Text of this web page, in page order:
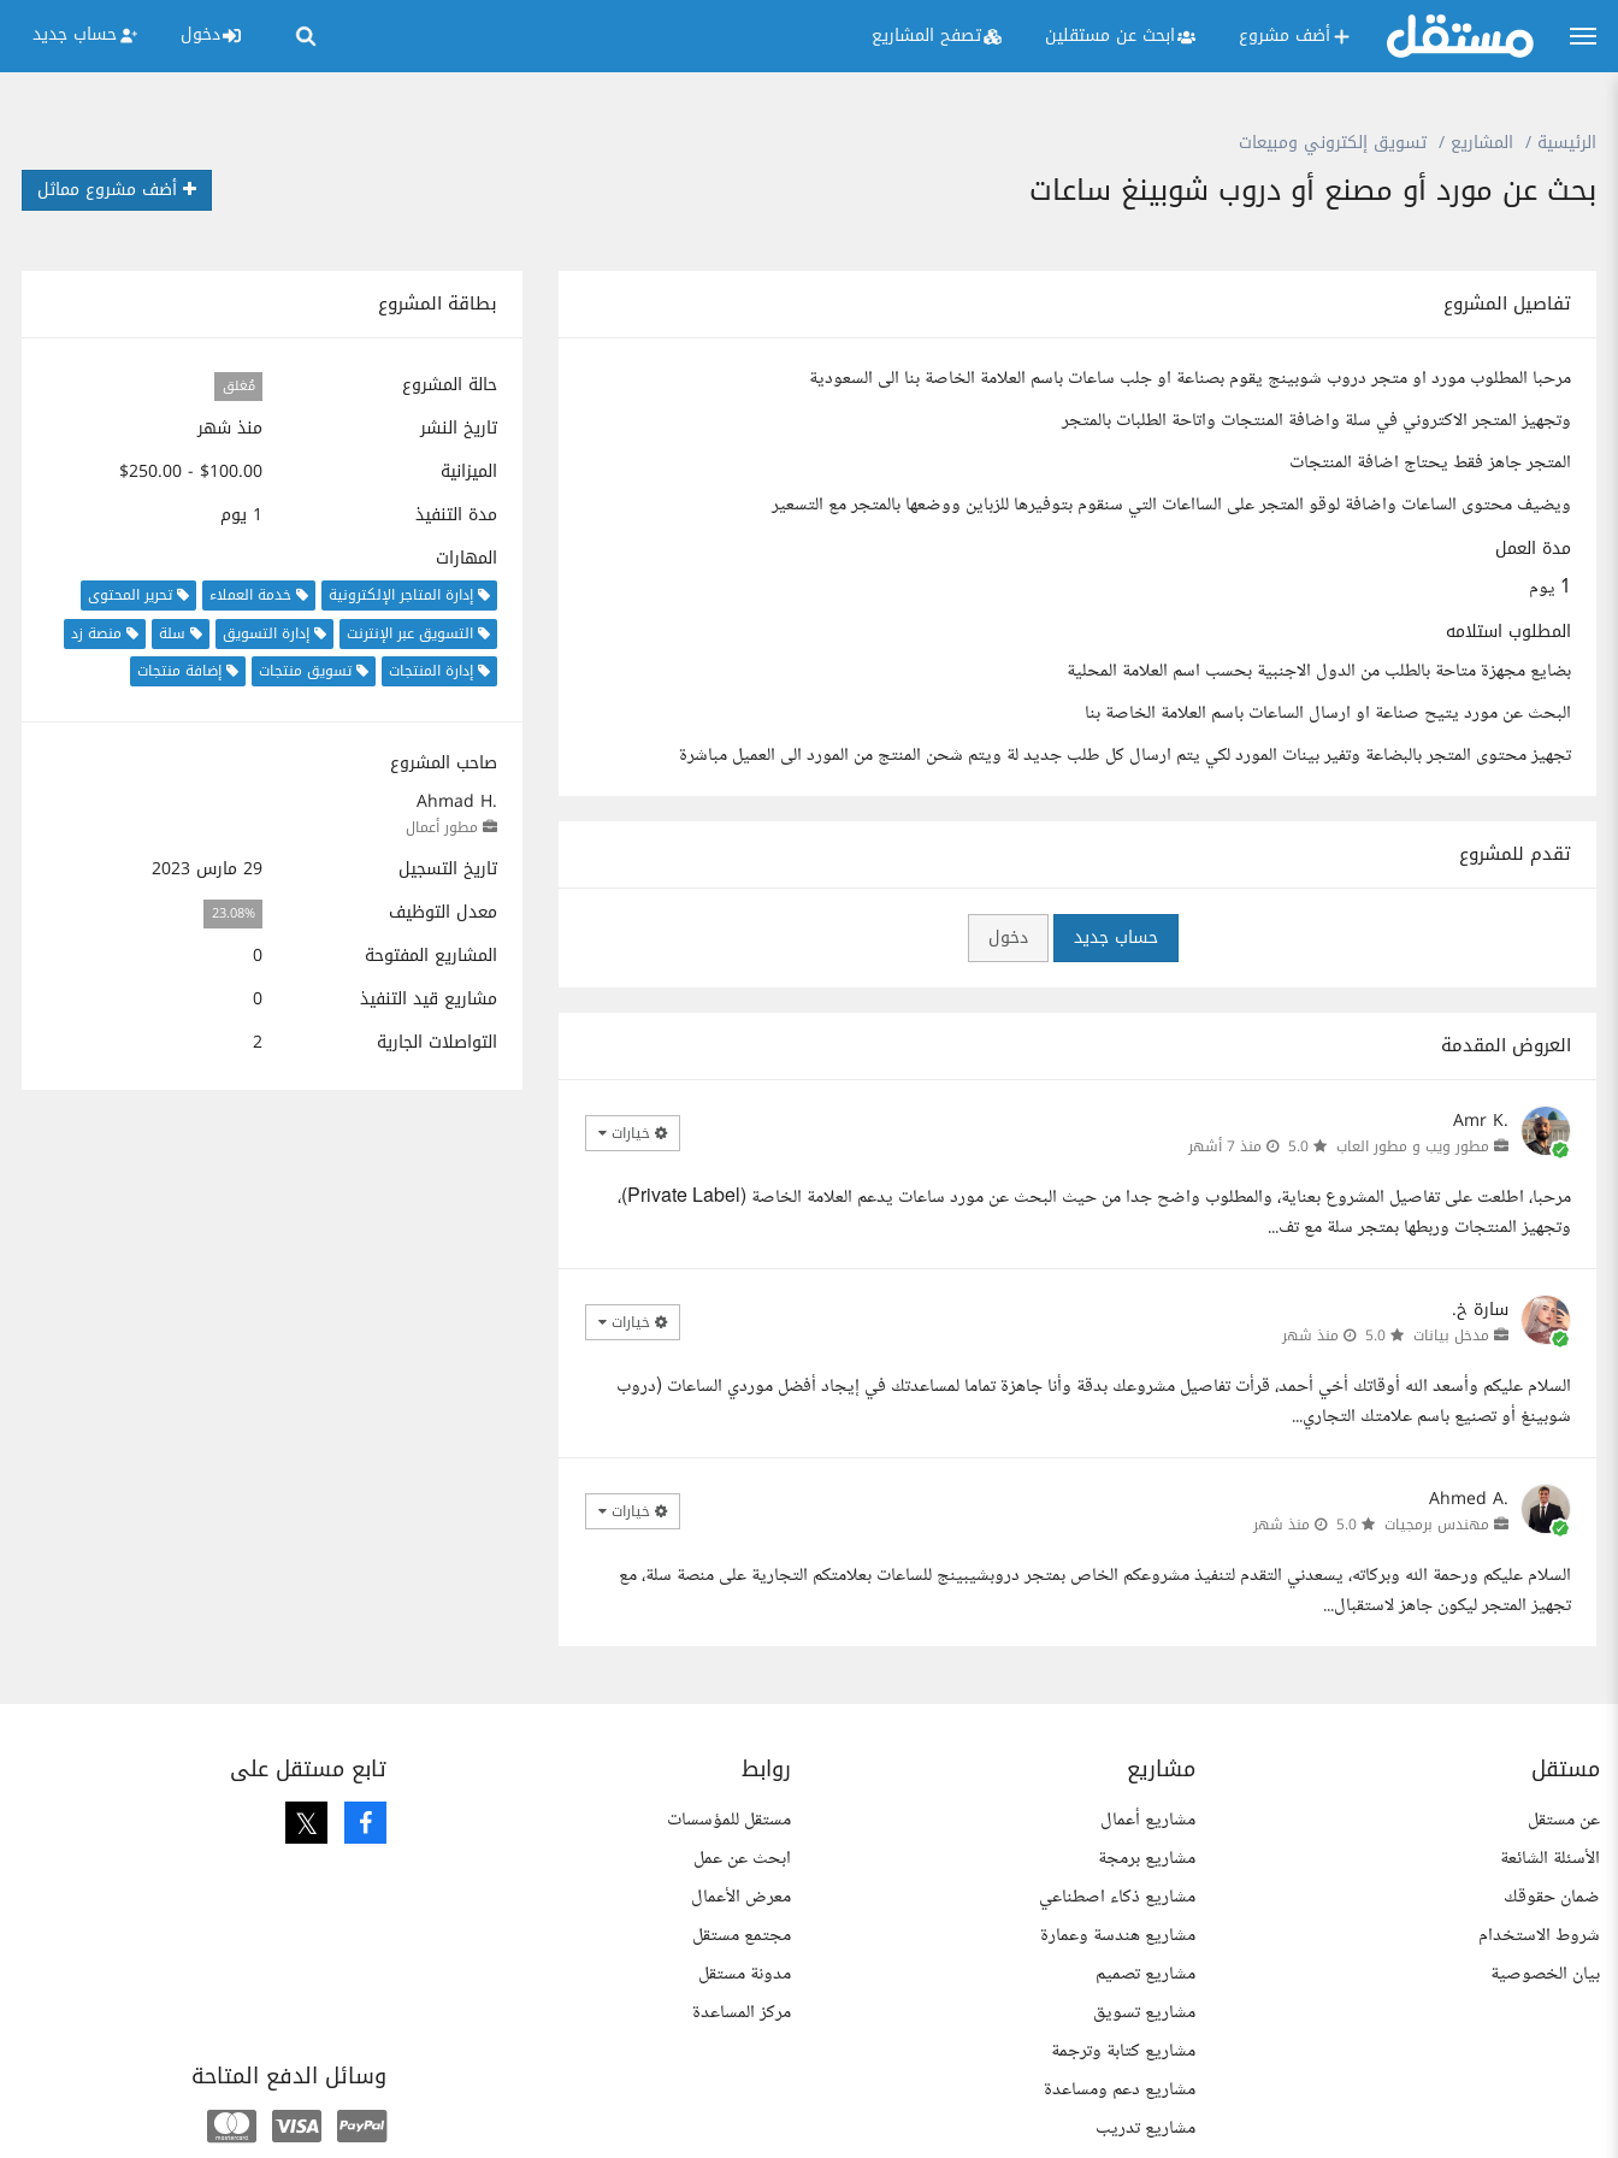
أضف مشروع ابحث عن مستقلين تصفح المشاريع دخول حساب جديد
الرئيسية المشاريع تسويق إلكتروني ومبيعات
بحث عن مورد أو مصنع أو دروب شوبينغ ساعات أضف مشروع مماثل
بطاقة المشروع
حالة المشروع مُغلق
تاريخ النشر
منذ شهر
الميزانية
$100.00 - $250.00
مدة التنفيذ
1 يوم
المهارات
إدارة المتاجر الإلكترونية خدمة العملاء
تحرير المحتوى
التسويق عبر الإنترنت
إدارة التسويق سلة
منصة زد
إدارة المنتجات
تسويق منتجات إضافة منتجات
صاحب المشروع
Ahmad H.
مطور أعمال
تاريخ التسجيل
29 مارس 2023
معدل التوظيف
23.08%
المشاريع المفتوحة
0
مشاريع قيد التنفيذ
0
التواصلات الجارية
2
تفاصيل المشروع
مرحبا المطلوب مورد او متجر دروب شوبينج يقوم بصناعة او جلب ساعات باسم العلامة الخاصة بنا الى السعودية
وتجهيز المتجر الاكتروني في سلة واضافة المنتجات واتاحة الطلبات بالمتجر
المتجر جاهز فقط يحتاج اضافة المنتجات
ويضيف محتوى الساعات واضافة لوقو المتجر على السااعات التي سنقوم بتوفيرها للزباين ووضعها بالمتجر مع التسعير
مدة العمل
1 يوم
المطلوب استلامه
بضايع مجهزة متاحة بالطلب من الدول الاجنبية بحسب اسم العلامة المحلية
البحث عن مورد يتيح صناعة او ارسال الساعات باسم العلامة الخاصة بنا
تجهيز محتوى المتجر بالبضاعة وتفير بينات المورد لكي يتم ارسال كل طلب جديد لة ويتم شحن المنتج من المورد الى العميل مباشرة
تقدم للمشروع
حساب جديد دخول
العروض المقدمة
Amr K.
مطور ويب و مطور العاب منذ 7 أشهر خيارات
مرحبا، اطلعت على تفاصيل المشروع بعناية، والمطلوب واضح جدا من حيث البحث عن مورد ساعات يدعم العلامة الخاصة (Private Label)،
وتجهيز المنتجات وربطها بمتجر سلة مع تف...
سارة خ.
مدخل بيانات منذ شهر خيارات
السلام عليكم وأسعد الله أوقاتك أخي أحمد، قرأت تفاصيل مشروعك بدقة وأنا جاهزة تماما لمساعدتك في إيجاد أفضل موردي الساعات (دروب
شوبينغ أو تصنيع باسم علامتك التجاري...
Ahmed A.
مهندس برمجيات منذ شهر خيارات
السلام عليكم ورحمة الله وبركاته، يسعدني التقدم لتنفيذ مشروعكم الخاص بمتجر دروبشيبينج للساعات بعلامتكم التجارية على منصة سلة، مع
تجهيز المتجر ليكون جاهز لاستقبال...
مستقل
عن مستقل
الأسئلة الشائعة
ضمان حقوقك
شروط الاستخدام
بيان الخصوصية
مشاريع
مشاريع أعمال
مشاريع برمجة
مشاريع ذكاء اصطناعي
مشاريع هندسة وعمارة
مشاريع تصميم
مشاريع تسويق
مشاريع كتابة وترجمة
مشاريع دعم ومساعدة
مشاريع تدريب
روابط
مستقل للمؤسسات
ابحث عن عمل
معرض الأعمال
مجتمع مستقل
مدونة مستقل
مركز المساعدة
تابع مستقل على
Facebook
Twitter
وسائل الدفع المتاحة
Paypal
Visa